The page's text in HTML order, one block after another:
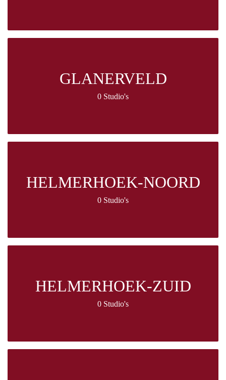
GLANERVELD
0 Studio's
HELMERHOEK-NOORD
0 Studio's
HELMERHOEK-ZUID
0 Studio's